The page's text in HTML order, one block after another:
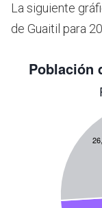
La siguiente
de Guaitil para